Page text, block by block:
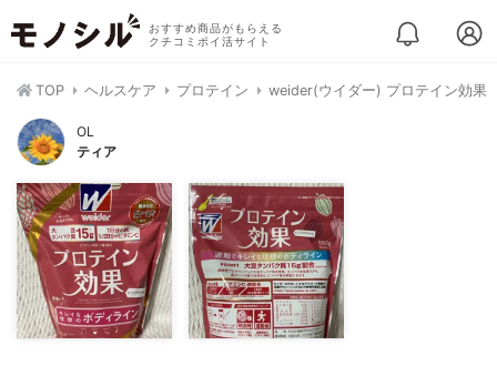
おすすめ商品がもらえる
クチコミポイ活サイト
TOP ヘルスケア プロテイン weider(ウイダー) プロテイン効果
OL
ティア